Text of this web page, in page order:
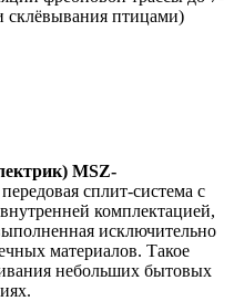
склёвывания птицами)
MSZ-
сплит-система с
комплектацией,
исключительно
материалов. Такое
небольших бытовых